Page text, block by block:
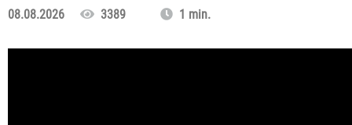
08.08.2026 3389 1 min.